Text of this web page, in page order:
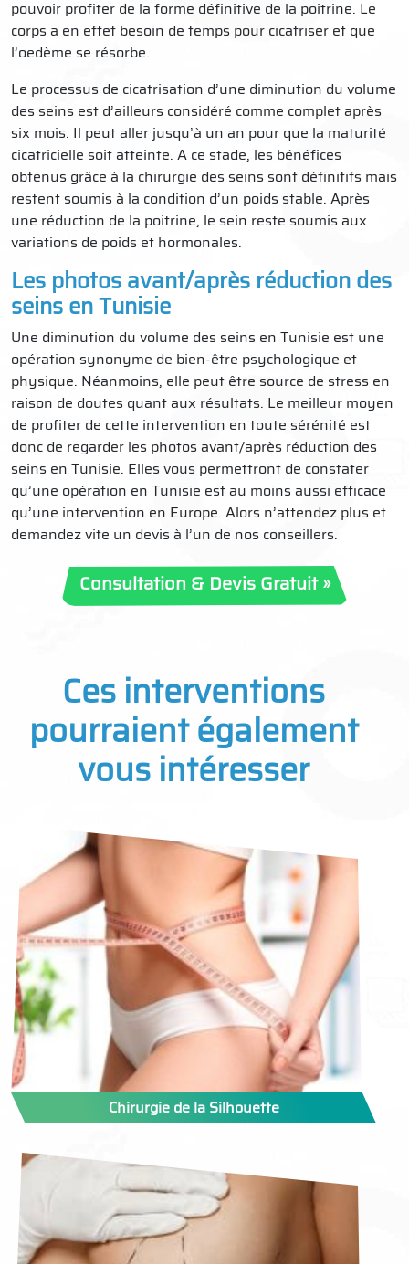
pouvoir profiter de la forme définitive de la poitrine. Le
corps a en effet besoin de temps pour cicatriser et que
l’oedème se résorbe.
Le processus de cicatrisation d’une diminution du volume
des seins est d’ailleurs considéré comme complet après
six mois. Il peut aller jusqu’à un an pour que la maturité
cicatricielle soit atteinte. A ce stade, les bénéfices
obtenus grâce à la chirurgie des seins sont définitifs mais
restent soumis à la condition d’un poids stable. Après
une réduction de la poitrine, le sein reste soumis aux
variations de poids et hormonales.
Les photos avant/après réduction des
seins en Tunisie
Une diminution du volume des seins en Tunisie est une
opération synonyme de bien-être psychologique et
physique. Néanmoins, elle peut être source de stress en
raison de doutes quant aux résultats. Le meilleur moyen
de profiter de cette intervention en toute sérénité est
donc de regarder les photos avant/après réduction des
seins en Tunisie. Elles vous permettront de constater
qu’une opération en Tunisie est au moins aussi efficace
qu’une intervention en Europe. Alors n’attendez plus et
demandez vite un devis à l’un de nos conseillers.
Consultation & Devis Gratuit »
Ces interventions
pourraient également
vous intéresser
Chirurgie de la Silhouette